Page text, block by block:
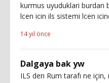
kurmus uyuduklari burdan
lcen icin ils sistemi lcen
14 yıl önce
Dalgaya bak yw
ILS den Rum tarafı ne